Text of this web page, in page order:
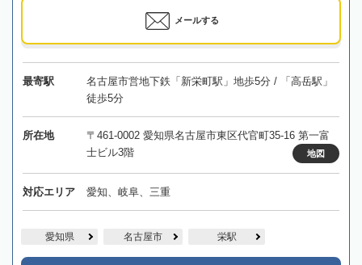
メールする
最寄駅
名古屋市営地下鉄「新栄町駅」地歩5分 / 「高岳駅」
徒歩5分
所在地
〒461-0002 愛知県名古屋市東区代官町35-16 第一富
士ビル3階
地図
対応エリア 愛知、岐阜、三重
愛知県 名古屋市 栄駅